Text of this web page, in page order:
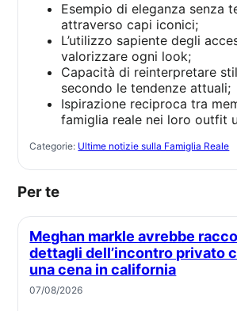
Esempio di eleganza senza
attraverso capi iconici;
L’utilizzo sapiente degli
valorizzare ogni look;
Capacità di reinterpretare
secondo le tendenze attuali;
Ispirazione reciproca tra
famiglia reale nei loro outfit
Categorie: Ultime notizie sulla Famiglia Reale
Per te
Meghan markle avrebbe raccontato
dettagli dell’incontro privato
una cena in california
07/08/2026